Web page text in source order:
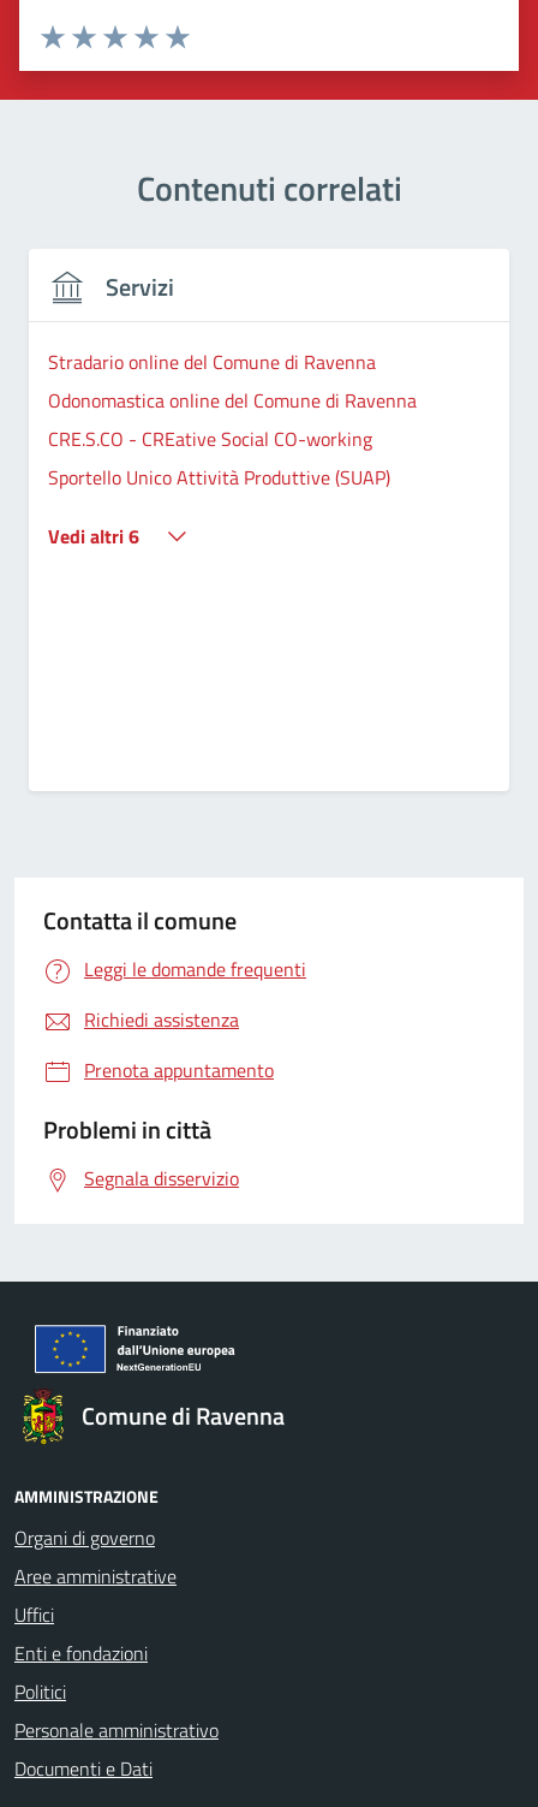
Valuta 5 stelle su 5
Valuta 4 stelle su 5
Valuta 3 stelle su 5
Valuta 2 stelle su 5
Valuta 1 stelle su 5
Contenuti correlati
Servizi
Stradario online del Comune di Ravenna
Odonomastica online del Comune di Ravenna
CRE.S.CO - CREative Social CO-working
Sportello Unico Attività Produttive (SUAP)
Vedi altri 6
Contatta il comune
Leggi le domande frequenti
Richiedi assistenza
Prenota appuntamento
Problemi in città
Segnala disservizio
Comune di Ravenna
AMMINISTRAZIONE
Organi di governo
Aree amministrative
Uffici
Enti e fondazioni
Politici
Personale amministrativo
Documenti e Dati